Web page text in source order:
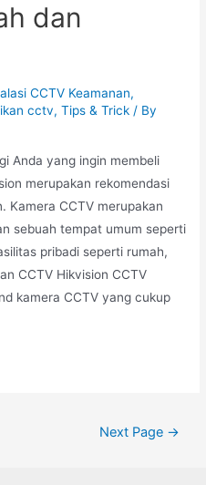
dan
CCTV Keamanan,
cctv,Tips & Trick / By
Anda yang ingin membeli
merupakan rekomendasi
Kamera CCTV merupakan
sebuah tempat umum seperti
pribadi seperti rumah,
CCTV Hikvision CCTV
kamera CCTV yang cukup
Next Page →